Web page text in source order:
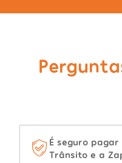
É seguro
Trânsito e a